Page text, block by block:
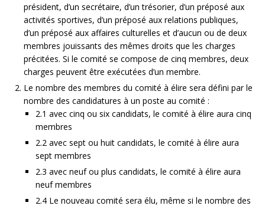
président, d’un secrétaire, d’un trésorier, d’un préposé aux
activités sportives, d’un préposé aux relations publiques,
d’un préposé aux affaires culturelles et d’aucun ou de deux
membres jouissants des mêmes droits que les charges
précitées. Si le comité se compose de cinq membres, deux
charges peuvent être exécutées d’un membre.
Le nombre des membres du comité à élire sera défini par le
nombre des candidatures à un poste au comité :
2.1 avec cinq ou six candidats, le comité à élire aura cinq
membres
2.2 avec sept ou huit candidats, le comité à élire aura
sept membres
2.3 avec neuf ou plus candidats, le comité à élire aura
neuf membres
2.4 Le nouveau comité sera élu, même si le nombre des